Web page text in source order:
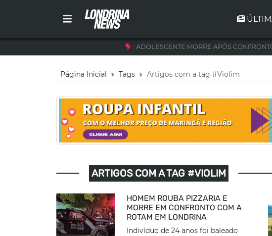
ADOLESCENTE MORRE APÓS
Página Inicial Tags Artigos com a tag #Violim
ARTIGOS COM A TAG #VIOLIM
HOMEM ROUBA PIZZARIA E
MORRE EM CONFRONTO COM A
ROTAM EM LONDRINA
Indivíduo de 24 anos foi baleado